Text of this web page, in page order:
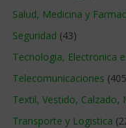
Salud, Medicina y
Seguridad (43)
Tecnologia, Electronica
Telecomunicaciones
Textil, Vestido, Calzado,
Transporte y Logistica